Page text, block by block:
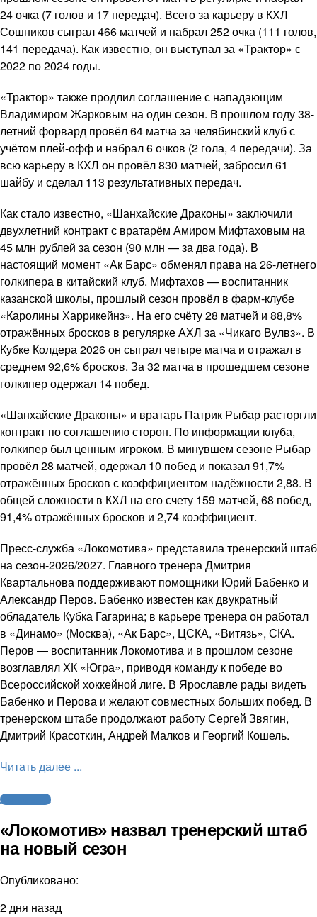
24 очка (7 голов и 17 передач). Всего за карьеру в КХЛ
Сошников сыграл 466 матчей и набрал 252 очка (111 голов,
141 передача). Как известно, он выступал за «Трактор» с
2022 по 2024 годы.
«Трактор» также продлил соглашение с нападающим
Владимиром Жарковым на один сезон. В прошлом году 38-
летний форвард провёл 64 матча за челябинский клуб с
учётом плей-офф и набрал 6 очков (2 гола, 4 передачи). За
всю карьеру в КХЛ он провёл 830 матчей, забросил 61
шайбу и сделал 113 результативных передач.
Как стало известно, «Шанхайские Драконы» заключили
двухлетний контракт с вратарём Амиром Мифтаховым на
45 млн рублей за сезон (90 млн — за два года). В
настоящий момент «Ак Барс» обменял права на 26-летнего
голкипера в китайский клуб. Мифтахов — воспитанник
казанской школы, прошлый сезон провёл в фарм-клубе
«Каролины Харрикейнз». На его счёту 28 матчей и 88,8%
отражённых бросков в регулярке АХЛ за «Чикаго Вулвз». В
Кубке Колдера 2026 он сыграл четыре матча и отражал в
среднем 92,6% бросков. За 32 матча в прошедшем сезоне
голкипер одержал 14 побед.
«Шанхайские Драконы» и вратарь Патрик Рыбар расторгли
контракт по соглашению сторон. По информации клуба,
голкипер был ценным игроком. В минувшем сезоне Рыбар
провёл 28 матчей, одержал 10 побед и показал 91,7%
отражённых бросков с коэффициентом надёжности 2,88. В
общей сложности в КХЛ на его счету 159 матчей, 68 побед,
91,4% отражённых бросков и 2,74 коэффициент.
Пресс-служба «Локомотива» представила тренерский штаб
на сезон-2026/2027. Главного тренера Дмитрия
Квартальнова поддерживают помощники Юрий Бабенко и
Александр Перов. Бабенко известен как двукратный
обладатель Кубка Гагарина; в карьере тренера он работал
в «Динамо» (Москва), «Ак Барс», ЦСКА, «Витязь», СКА.
Перов — воспитанник Локомотива и в прошлом сезоне
возглавлял ХК «Югра», приводя команду к победе во
Всероссийской хоккейной лиге. В Ярославле рады видеть
Бабенко и Перова и желают совместных больших побед. В
тренерском штабе продолжают работу Сергей Звягин,
Дмитрий Красоткин, Андрей Малков и Георгий Кошель.
Читать далее ...
Другие виды
«Локомотив» назвал тренерский штаб
на новый сезон
Опубликовано:
2 дня назад